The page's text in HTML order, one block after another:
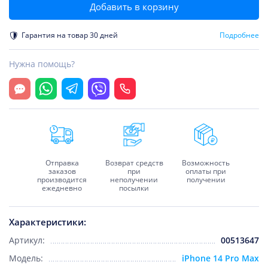
Характеристики:
Артикул:
00513647
Модель:
iPhone 14 Pro Max
Добавить в корзину
Гарантия на товар 30 дней Подробнее
Нужна помощь?
Открыть чат
WhatsappTelegramViber Позвонить
Отправка
заказов
производится
ежедневно
Возврат средств
при
неполучении
посылки
Возможность
оплаты при
получении